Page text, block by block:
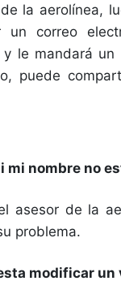
la aerolínea,
correo
y le mandará
puede
mi nombre no
asesor de la
problema.
modificar un